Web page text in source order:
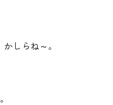
かしらね～。
。